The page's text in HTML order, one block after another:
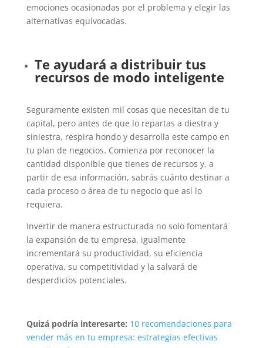
emociones ocasionadas por el problema y elegir las
alternativas equivocadas.
Te ayudará a distribuir tus
recursos de modo inteligente
Seguramente existen mil cosas que necesitan de tu
capital, pero antes de que lo repartas a diestra y
siniestra, respira hondo y desarrolla este campo en
tu plan de negocios. Comienza por reconocer la
cantidad disponible que tienes de recursos y, a
partir de esa información, sabrás cuánto destinar a
cada proceso o área de tu negocio que así lo
requiera.
Invertir de manera estructurada no solo fomentará
la expansión de tu empresa, igualmente
incrementará su productividad, su eficiencia
operativa, su competitividad y la salvará de
desperdicios potenciales.
Quizá podría interesarte: 10 recomendaciones para
vender más en tu empresa: estrategias efectivas